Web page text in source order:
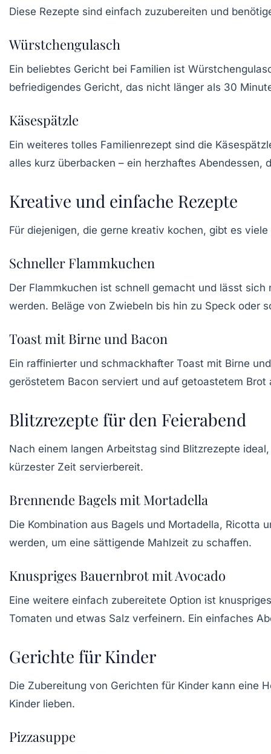
Diese Rezepte sind einfach zuzubereiten und
Würstchengulasch
Ein beliebtes Gericht bei Familien ist
befriedigendes Gericht, das nicht länger als 30
Käsespätzle
Ein weiteres tolles Familienrezept sind die
alles kurz überbacken – ein herzhaftes Abendessen,
Kreative und einfache Rezepte
Für diejenigen, die gerne kreativ kochen, gibt es viele
Schneller Flammkuchen
Der Flammkuchen ist schnell gemacht und lässt sich
werden. Beläge von Zwiebeln bis hin zu Speck oder
Toast mit Birne und Bacon
Ein raffinierter und schmackhafter Toast mit Birne
geröstetem Bacon serviert und auf getoastetem
Blitzrezepte für den Feierabend
Nach einem langen Arbeitstag sind Blitzrezepte
kürzester Zeit servierbereit.
Brennende Bagels mit Mortadella
Die Kombination aus Bagels und Mortadella, Ricotta
werden, um eine sättigende Mahlzeit zu schaffen.
Knuspriges Bauernbrot mit Avocado
Eine weitere einfach zubereitete Option ist
Tomaten und etwas Salz verfeinern. Ein einfaches
Gerichte für Kinder
Die Zubereitung von Gerichten für Kinder kann eine
Kinder lieben.
Pizzasuppe